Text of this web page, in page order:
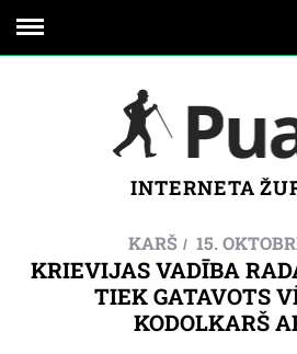
INTERNETA
KARŠ 15.
KRIEVIJAS VADĪBA
TIEK GATAVOTS
KODOLKARŠ